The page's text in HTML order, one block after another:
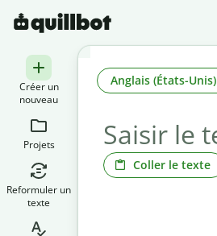
Créer un
nouveau
Projets
Reformuler un
texte
Coller le texte
Anglais (États-Unis)